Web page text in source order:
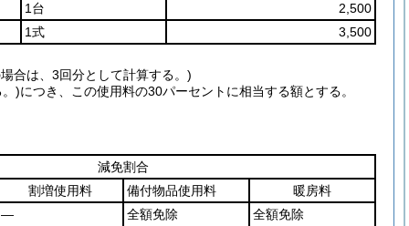
1台
2,500
1式
3,500
合は、3回分として計算する。)
につき、この使用料の30パーセントに相当する額とする。
減免割合
割増使用料
備付物品使用料
暖房料
―
全額免除 全額免除